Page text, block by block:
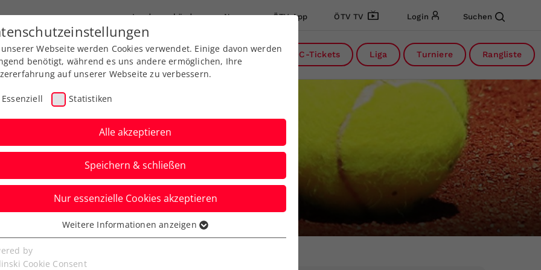
Landesverbände News ÖTV App ÖTV TV Login Suchen
Ausbildung Services Über uns DC-Tickets Liga Turniere Rangliste
Aktuelle News
Webseite werden Cookies verwendet. Einige davon werden
benötigt, während es uns andere ermöglichen, Ihre
auf unserer Webseite zu verbessern.
Essenziell Statistiken
Alle akzeptieren
Speichern & schließen
Nur essenzielle Cookies akzeptieren
Cookies werden für grundlegende Funktionen der
benötigt. Dadurch ist gewährleistet, dass die Webseite
Weitere Informationen anzeigen
by
Cookie Consent